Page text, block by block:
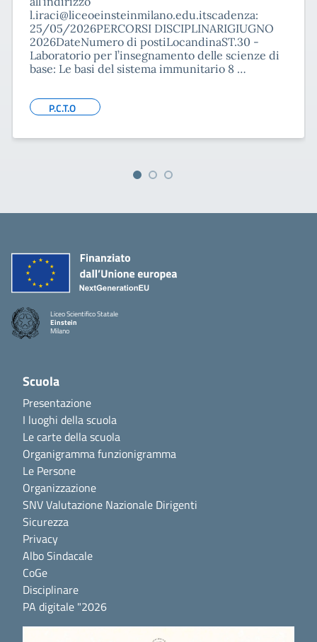
l.iraci@liceoeinsteinmilano.edu.itscadenza:
25/05/2026PERCORSI DISCIPLINARIGIUGNO
2026DateNumero di postiLocandinaST.30 -
Laboratorio per l’insegnamento delle scienze di
base: Le basi del sistema immunitario 8 …
P.C.T.O
Liceo Scientifico Statale
Einstein
Milano
Scuola
Presentazione
I luoghi della scuola
Le carte della scuola
Organigramma funzionigramma
Le Persone
Organizzazione
SNV Valutazione Nazionale Dirigenti
Sicurezza
Privacy
Albo Sindacale
CoGe
Disciplinare
PA digitale "2026